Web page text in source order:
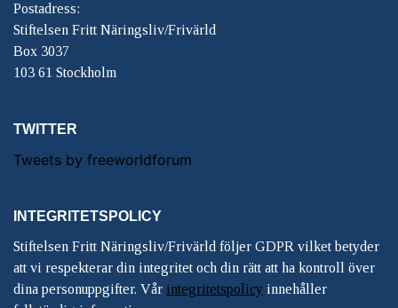
Postadress:
Stiftelsen Fritt Näringsliv/Frivärld
Box 3037
103 61 Stockholm
TWITTER
Tweets by freeworldforum
INTEGRITETSPOLICY
Stiftelsen Fritt Näringsliv/Frivärld följer GDPR vilket betyder
att vi respekterar din integritet och din rätt att ha kontroll över
dina personuppgifter. Vår integritetspolicy innehåller